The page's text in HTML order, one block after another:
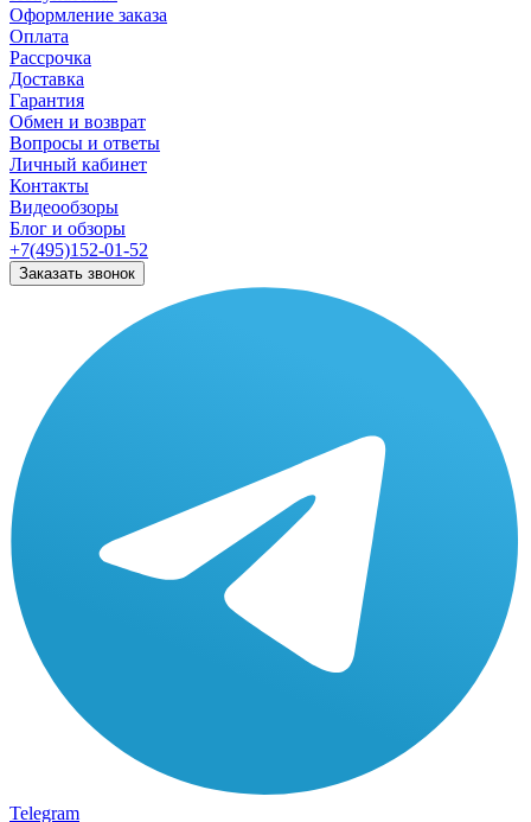
Оформление заказа
Оплата
Рассрочка
Доставка
Гарантия
Обмен и возврат
Вопросы и ответы
Личный кабинет
Контакты
Видеообзоры
Блог и обзоры
+7(495)152-01-52
Заказать звонок
Telegram